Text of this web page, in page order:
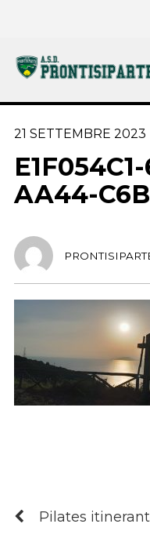
21 SETTEMBRE 2023
AA44-
Pilates